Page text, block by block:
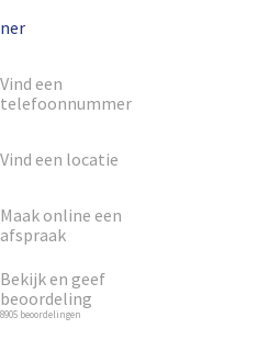
Vind een
telefoonnummer
Vind een locatie
Maak online een
afspraak
Bekijk en geef
beoordeling
8905 beoordelingen